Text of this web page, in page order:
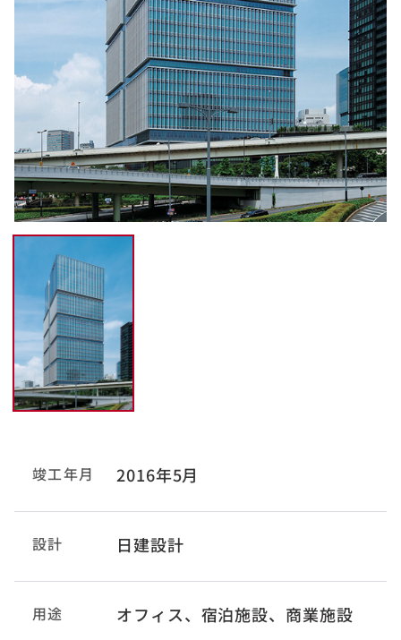
竣工年月 2016年5月
設計 日建設計
用途 オフィス、宿泊施設、商業施設